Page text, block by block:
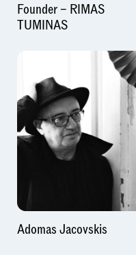
Founder – RIMAS
TUMINAS
Adomas Jacovskis